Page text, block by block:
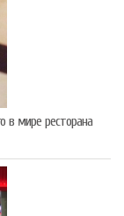
в мире ресторана